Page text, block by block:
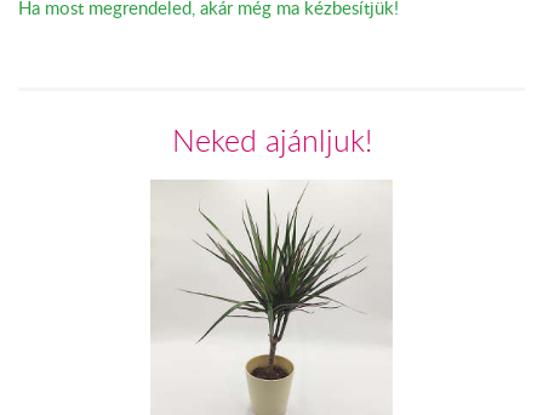
Ha most megrendeled, akár még ma kézbesítjük!
Neked ajánljuk!